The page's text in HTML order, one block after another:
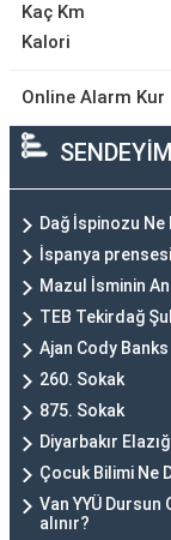
Kaç Km
Kalori
Online Alarm Kur
SENDEYİM
Dağ İspinozu Ne
İspanya
Mazul İsminin
TEB Tekirdağ
Ajan Cody
260. Sokak
875. Sokak
Diyarbakır
Çocuk Bilimi Ne
Van YYÜ Dursun
alınır?